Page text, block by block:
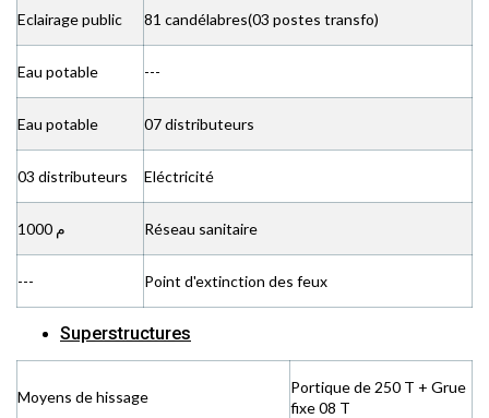
Eclairage public 81 candélabres(03 postes transfo)
Eau potable ---
Eau potable 07 distributeurs
03 distributeurs Eléctricité
1000 م Réseau sanitaire
--- Point d'extinction des feux
Superstructures
Moyens de hissage
Portique de 250 T + Grue
fixe 08 T